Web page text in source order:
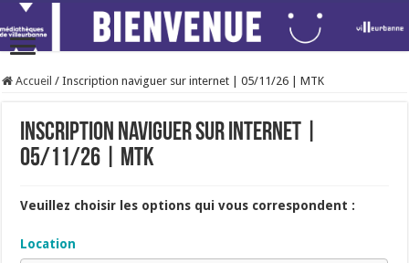
Accueil / Inscription naviguer sur internet | 05/11/26 | MTK
Inscription naviguer sur internet |
05/11/26 | MTK
Veuillez choisir les options qui vous correspondent :
Location